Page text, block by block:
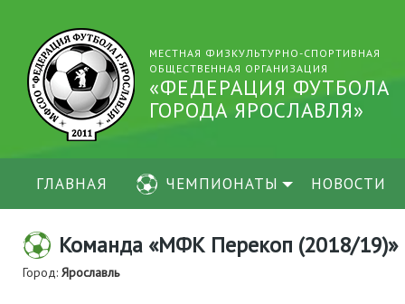
МЕСТНАЯ ФИЗКУЛЬТУРНО-СПОРТИВНАЯ
ОБЩЕСТВЕННАЯ ОРГАНИЗАЦИЯ
«ФЕДЕРАЦИЯ ФУТБОЛА
ГОРОДА ЯРОСЛАВЛЯ»
ГЛАВНАЯ ЧЕМПИОНАТЫ НОВОСТИ
Команда «МФК Перекоп (2018/19)»
Город: Ярославль